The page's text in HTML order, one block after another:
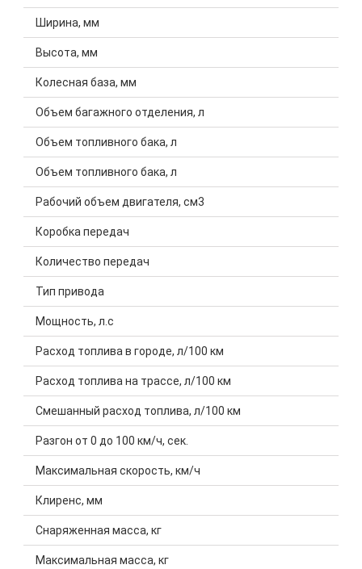
Ширина, мм
Высота, мм
Колесная база, мм
Объем багажного отделения, л
Объем топливного бака, л
Объем топливного бака, л
Рабочий объем двигателя, см3
Коробка передач
Количество передач
Тип привода
Мощность, л.с
Расход топлива в городе, л/100 км
Расход топлива на трассе, л/100 км
Смешанный расход топлива, л/100 км
Разгон от 0 до 100 км/ч, сек.
Максимальная скорость, км/ч
Клиренс, мм
Снаряженная масса, кг
Максимальная масса, кг